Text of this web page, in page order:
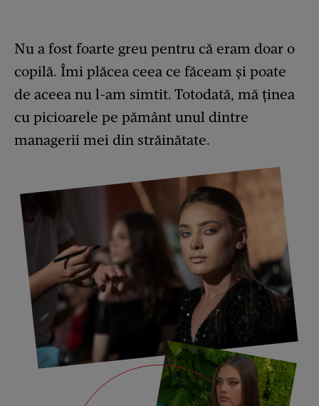
Nu a fost foarte greu pentru că eram doar o
copilă. Îmi plăcea ceea ce făceam și poate
de aceea nu l-am simtit. Totodată, mă ținea
cu picioarele pe pământ unul dintre
managerii mei din străinătate.